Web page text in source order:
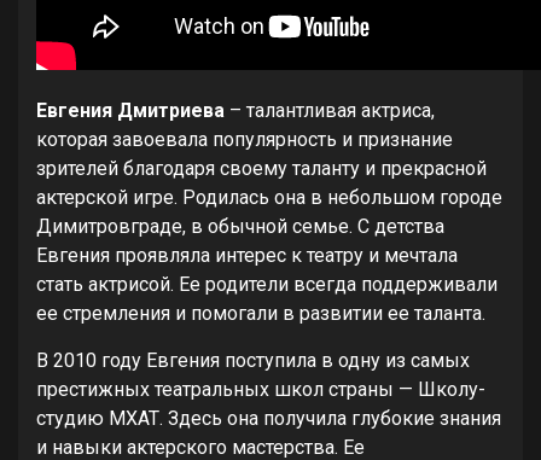
Евгения Дмитриева – талантливая актриса,
которая завоевала популярность и признание
зрителей благодаря своему таланту и прекрасной
актерской игре. Родилась она в небольшом городе
Димитровграде, в обычной семье. С детства
Евгения проявляла интерес к театру и мечтала
стать актрисой. Ее родители всегда поддерживали
ее стремления и помогали в развитии ее таланта.
В 2010 году Евгения поступила в одну из самых
престижных театральных школ страны — Школу-
студию МХАТ. Здесь она получила глубокие знания
и навыки актерского мастерства. Ее